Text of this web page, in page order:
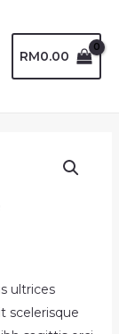
RM0.00
ultrices
scelerisque